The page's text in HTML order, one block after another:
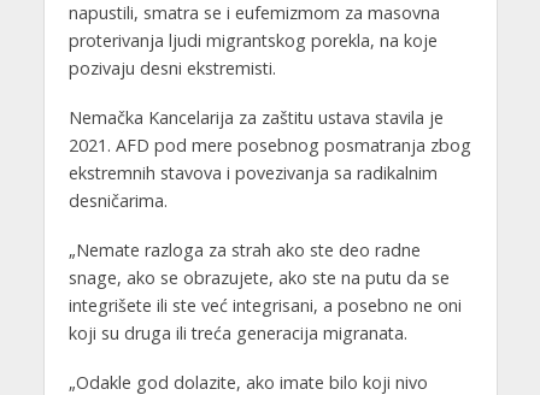
napustili, smatra se i eufemizmom za masovna
proterivanja ljudi migrantskog porekla, na koje
pozivaju desni ekstremisti.
Nemačka Kancelarija za zaštitu ustava stavila je
2021. AFD pod mere posebnog posmatranja zbog
ekstremnih stavova i povezivanja sa radikalnim
desničarima.
„Nemate razloga za strah ako ste deo radne
snage, ako se obrazujete, ako ste na putu da se
integrišete ili ste već integrisani, a posebno ne oni
koji su druga ili treća generacija migranata.
„Odakle god dolazite, ako imate bilo koji nivo